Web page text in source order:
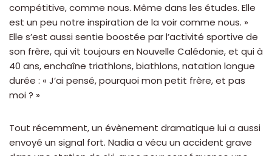
compétitive, comme nous. Même dans les études. Elle
est un peu notre inspiration de la voir comme nous. »
Elle s’est aussi sentie boostée par l’activité sportive de
son frère, qui vit toujours en Nouvelle Calédonie, et qui à
40 ans, enchaîne triathlons, biathlons, natation longue
durée : « J’ai pensé, pourquoi mon petit frère, et pas
moi ? »
Tout récemment, un évènement dramatique lui a aussi
envoyé un signal fort. Nadia a vécu un accident grave